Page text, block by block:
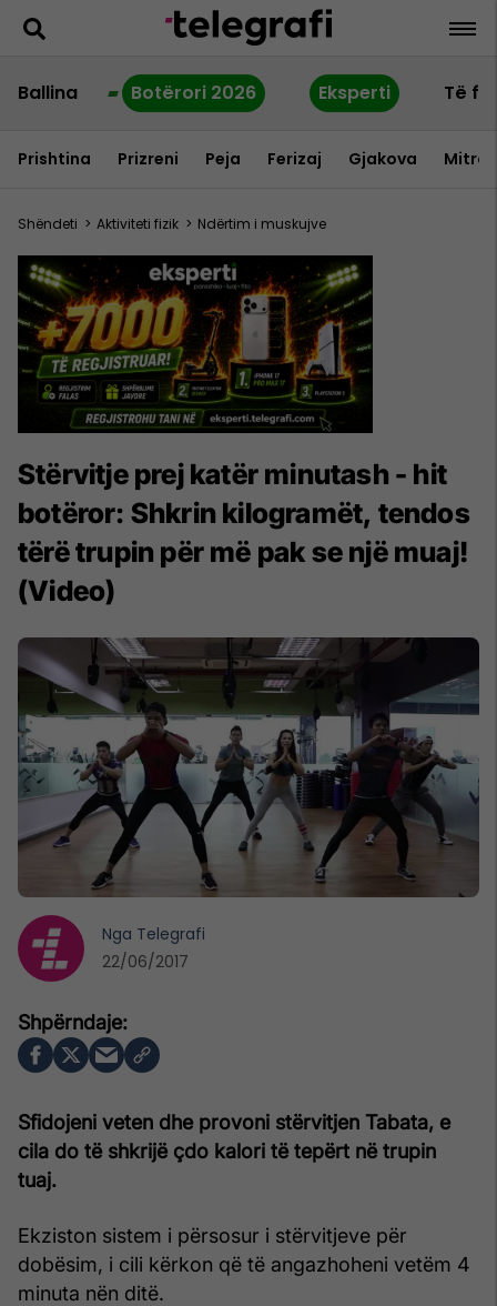
Ballina Botërori 2026 Eksperti Të
Prishtina Prizreni Peja Ferizaj Gjakova
Shëndeti > Aktiviteti fizik > Ndërtim i muskujve
Stërvitje prej katër minutash - hit
botëror: Shkrin kilogramët, tendos
tërë trupin për më pak se një muaj!
(Video)
Sfidojeni veten dhe provoni stërvitjen Tabata, e
cila do të shkrijë çdo kalori të tepërt në trupin
tuaj.
Ekziston sistem i përsosur i stërvitjeve për
dobësim, i cili kërkon që të angazhoheni vetëm 4
minuta nën ditë.
Nga Telegrafi
22/06/2017